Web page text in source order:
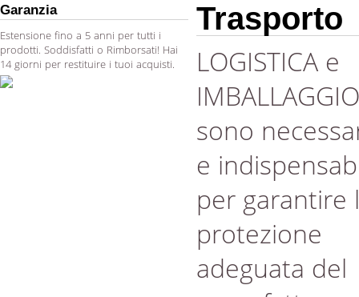
Garanzia
Estensione fino a 5 anni per tutti i
prodotti. Soddisfatti o Rimborsati! Hai
14 giorni per restituire i tuoi acquisti.
Trasporto
LOGISTICA e
IMBALLAGGIO
sono
e
per garantire
protezione
adeguata del